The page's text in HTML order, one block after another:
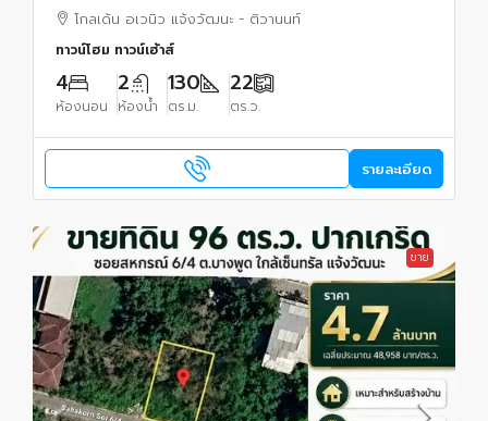
โกลเด้น อเวนิว แจ้งวัฒนะ - ติวานนท์
ทาวน์โฮม ทาวน์เฮ้าส์
4
ห้องนอน
2
ห้องน้ำ
130
ตร.ม.
22
ตร.ว.
รายละเอียด
ขาย